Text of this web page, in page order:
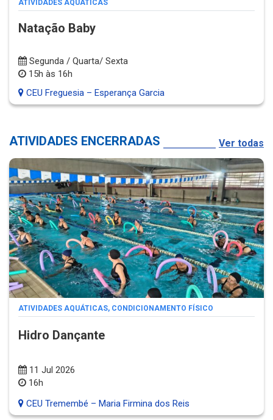
ATIVIDADES AQUÁTICAS
Natação Baby
Segunda / Quarta/ Sexta
15h às 16h
CEU Freguesia – Esperança Garcia
ATIVIDADES ENCERRADAS Ver todas
ATIVIDADES AQUÁTICAS, CONDICIONAMENTO FÍSICO
Hidro Dançante
11 Jul 2026
16h
CEU Tremembé – Maria Firmina dos Reis